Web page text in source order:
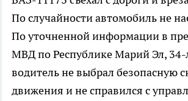
По случайности автомобиль не
По уточненной информации в
МВД по Республике Марий Эл,
водитель не выбрал безопасную
движения и не справился с